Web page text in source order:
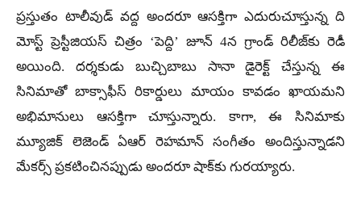
ప్రస్తుతం టాలీవుడ్ వద్ద అందరూ ఆసక్తిగా ఎదురుచూస్తున్న ది
మోస్ట్ ప్రెస్టీజియస్ చిత్రం ‘పెద్ది’ జూన్ 4న గ్రాండ్ రిలీజ్‌కు రెడీ
అయింది. దర్శకుడు బుచ్చిబాబు సానా డైరెక్ట్ చేస్తున్న ఈ
సినిమాతో బాక్సాఫీస్ రికార్డులు మాయం కావడం ఖాయమని
అభిమానులు ఆసక్తిగా చూస్తున్నారు. కాగా, ఈ సినిమాకు
మ్యూజిక్ లెజెండ్ ఏఆర్ రెహమాన్ సంగీతం అందిస్తున్నాడని
మేకర్స్ ప్రకటించినప్పుడు అందరూ షాక్‌కు గురయ్యారు.